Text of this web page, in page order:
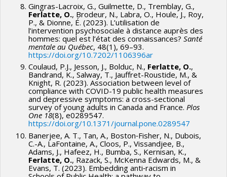
Gingras-Lacroix, G., Guilmette, D., Tremblay, G.,
Ferlatte, O., Brodeur, N., Labra, O., Houle, J., Roy,
P., & Dionne, É. (2023). L’utilisation de
l’intervention psychosociale à distance auprès des
hommes: quel est l’état des connaissances? Santé
mentale au Québec, 48(1), 69–93.
https://doi.org/10.7202/1106396ar
Coulaud, P.J., Jesson, J., Bolduc, N., Ferlatte, O.,
Bandrand, K., Salway, T., Jauffret-Roustide, M., &
Knight, R. (2023). Association between level of
compliance with COVID-19 public health measures
and depressive symptoms: a cross-sectional
survey of young adults in Canada and France. Plos
One 18(8), e0289547.
https://doi.org/10.1371/journal.pone.0289547
Banerjee, A. T., Tan, A., Boston‑Fisher, N., Dubois,
C.-A., LaFontaine, A., Cloos, P., Vissandjee, B.,
Adams, J., Hafeez, H., Bumba, S., Kernisan, K.,
Ferlatte, O., Razack, S., McKenna Edwards, M., &
Evans, T. (2023). Embedding anti‑racism in